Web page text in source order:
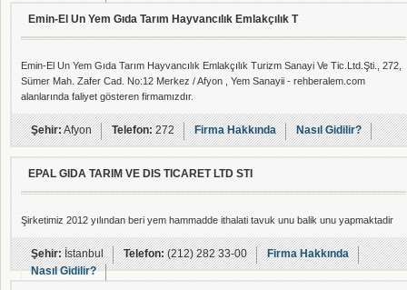
Emin-El Un Yem Gıda Tarım Hayvancılık Emlakçılık T
Emin-El Un Yem Gıda Tarım Hayvancılık Emlakçılık Turizm Sanayi Ve Tic.Ltd.Şti., 272,
Sümer Mah. Zafer Cad. No:12 Merkez / Afyon , Yem Sanayii - rehberalem.com
alanlarında faliyet gösteren firmamızdır.
Şehir:Afyon Telefon:272 Firma Hakkında Nasıl Gidilir?
EPAL GIDA TARIM VE DIS TICARET LTD STI
Şirketimiz 2012 yılından beri yem hammadde ithalati tavuk unu balik unu yapmaktadir
Şehir:İstanbul Telefon:(212) 282 33-00
Firma Hakkında
Nasıl Gidilir?